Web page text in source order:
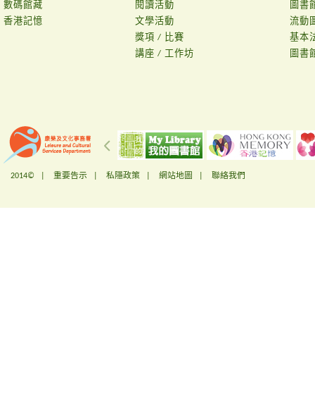
數碼館藏
香港記憶
閱讀活動
文學活動
獎項 / 比賽
講座 / 工作坊
圖書
流動
基本
圖書
2014© | 重要告示 私隱政策 網站地圖 聯絡我們